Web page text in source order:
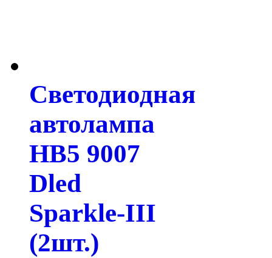
Светодиодная
автолампа
HB5 9007
Dled
Sparkle-III
(2шт.)